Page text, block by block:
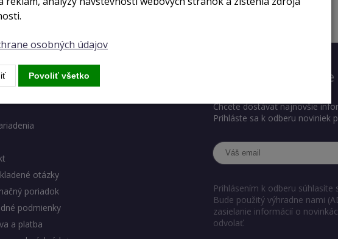
eshopu
otázky
poriadok
podmienky
a platba
Chcete vedieť, čo
Chcete dostávať najnovšie
Prihláste sa k odberu noviniek
Prihlásením k odberu
Bude použitý výhradne nami
zasielanie informácií o
odvolať.
osobných údajov
Povoliť všetko